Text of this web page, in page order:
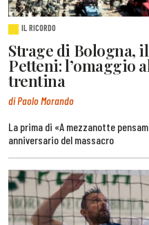
IL RICORDO
Strage di Bologna,
Petteni: l’omaggio
trentina
di Paolo Morando
La prima di «A mezzanotte
anniversario del massacro